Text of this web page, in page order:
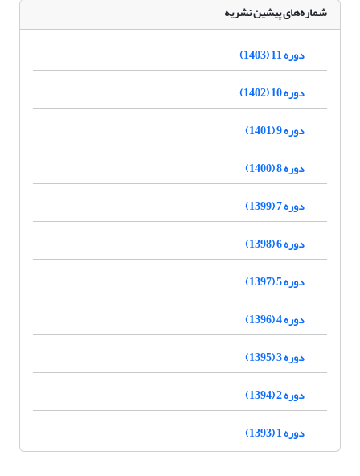
شماره‌های پیشین نشریه
دوره 11 (1403)
دوره 10 (1402)
دوره 9 (1401)
دوره 8 (1400)
دوره 7 (1399)
دوره 6 (1398)
دوره 5 (1397)
دوره 4 (1396)
دوره 3 (1395)
دوره 2 (1394)
دوره 1 (1393)